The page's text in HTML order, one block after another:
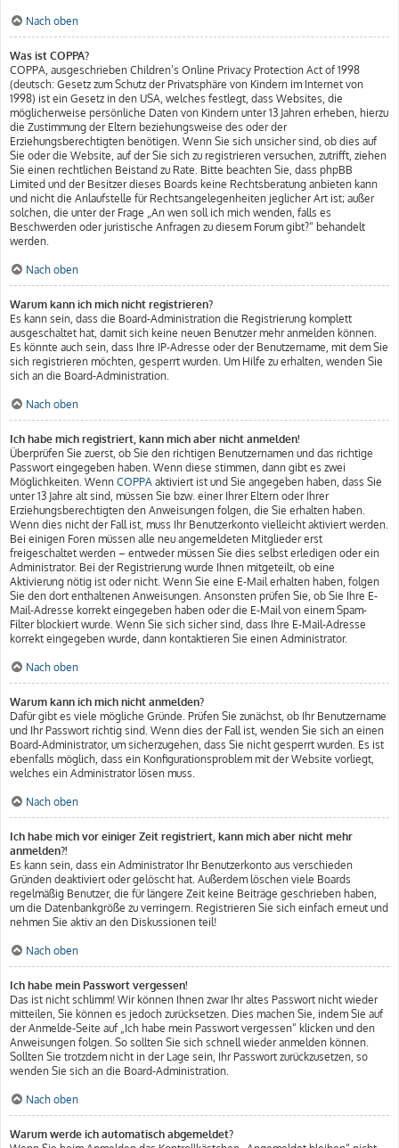
Nach oben
Was ist COPPA?
COPPA, ausgeschrieben Children’s Online Privacy Protection Act of 1998
(deutsch: Gesetz zum Schutz der Privatsphäre von Kindern im Internet von
1998) ist ein Gesetz in den USA, welches festlegt, dass Websites, die
möglicherweise persönliche Daten von Kindern unter 13 Jahren erheben, hierzu
die Zustimmung der Eltern beziehungsweise des oder der
Erziehungsberechtigten benötigen. Wenn Sie sich unsicher sind, ob dies auf
Sie oder die Website, auf der Sie sich zu registrieren versuchen, zutrifft, ziehen
Sie einen rechtlichen Beistand zu Rate. Bitte beachten Sie, dass phpBB
Limited und der Besitzer dieses Boards keine Rechtsberatung anbieten kann
und nicht die Anlaufstelle für Rechtsangelegenheiten jeglicher Art ist; außer
solchen, die unter der Frage „An wen soll ich mich wenden, falls es
Beschwerden oder juristische Anfragen zu diesem Forum gibt?“ behandelt
werden.
Nach oben
Warum kann ich mich nicht registrieren?
Es kann sein, dass die Board-Administration die Registrierung komplett
ausgeschaltet hat, damit sich keine neuen Benutzer mehr anmelden können.
Es könnte auch sein, dass Ihre IP-Adresse oder der Benutzername, mit dem Sie
sich registrieren möchten, gesperrt wurden. Um Hilfe zu erhalten, wenden Sie
sich an die Board-Administration.
Nach oben
Ich habe mich registriert, kann mich aber nicht anmelden!
Überprüfen Sie zuerst, ob Sie den richtigen Benutzernamen und das richtige
Passwort eingegeben haben. Wenn diese stimmen, dann gibt es zwei
Möglichkeiten. Wenn COPPA aktiviert ist und Sie angegeben haben, dass Sie
unter 13 Jahre alt sind, müssen Sie bzw. einer Ihrer Eltern oder Ihrer
Erziehungsberechtigten den Anweisungen folgen, die Sie erhalten haben.
Wenn dies nicht der Fall ist, muss Ihr Benutzerkonto vielleicht aktiviert werden.
Bei einigen Foren müssen alle neu angemeldeten Mitglieder erst
freigeschaltet werden – entweder müssen Sie dies selbst erledigen oder ein
Administrator. Bei der Registrierung wurde Ihnen mitgeteilt, ob eine
Aktivierung nötig ist oder nicht. Wenn Sie eine E-Mail erhalten haben, folgen
Sie den dort enthaltenen Anweisungen. Ansonsten prüfen Sie, ob Sie Ihre E-
Mail-Adresse korrekt eingegeben haben oder die E-Mail von einem Spam-
Filter blockiert wurde. Wenn Sie sich sicher sind, dass Ihre E-Mail-Adresse
korrekt eingegeben wurde, dann kontaktieren Sie einen Administrator.
Nach oben
Warum kann ich mich nicht anmelden?
Dafür gibt es viele mögliche Gründe. Prüfen Sie zunächst, ob Ihr Benutzername
und Ihr Passwort richtig sind. Wenn dies der Fall ist, wenden Sie sich an einen
Board-Administrator, um sicherzugehen, dass Sie nicht gesperrt wurden. Es ist
ebenfalls möglich, dass ein Konfigurationsproblem mit der Website vorliegt,
welches ein Administrator lösen muss.
Nach oben
Ich habe mich vor einiger Zeit registriert, kann mich aber nicht mehr
anmelden?!
Es kann sein, dass ein Administrator Ihr Benutzerkonto aus verschieden
Gründen deaktiviert oder gelöscht hat. Außerdem löschen viele Boards
regelmäßig Benutzer, die für längere Zeit keine Beiträge geschrieben haben,
um die Datenbankgröße zu verringern. Registrieren Sie sich einfach erneut und
nehmen Sie aktiv an den Diskussionen teil!
Nach oben
Ich habe mein Passwort vergessen!
Das ist nicht schlimm! Wir können Ihnen zwar Ihr altes Passwort nicht wieder
mitteilen, Sie können es jedoch zurücksetzen. Dies machen Sie, indem Sie auf
der Anmelde-Seite auf „Ich habe mein Passwort vergessen“ klicken und den
Anweisungen folgen. So sollten Sie sich schnell wieder anmelden können.
Sollten Sie trotzdem nicht in der Lage sein, Ihr Passwort zurückzusetzen, so
wenden Sie sich an die Board-Administration.
Nach oben
Warum werde ich automatisch abgemeldet?